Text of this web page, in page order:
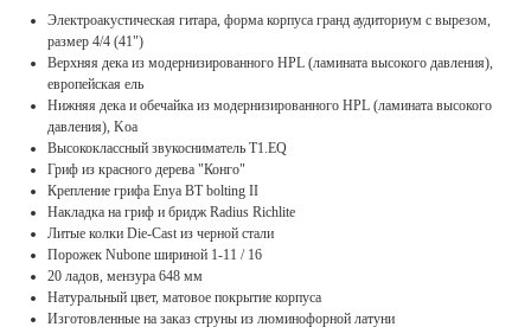
Электроакустическая гитара, форма корпуса гранд аудиториум с вырезом,
размер 4/4 (41")
Верхняя дека из модернизированного HPL (ламината высокого давления),
европейская ель
Нижняя дека и обечайка из модернизированного HPL (ламината высокого
давления), Kоа
Высококлассный звукосниматель T1.EQ
Гриф из красного дерева "Конго"
Крепление грифа Enya BT bolting II
Накладка на гриф и бридж Radius Richlite
Литые колки Die-Cast из черной стали
Порожек Nubone шириной 1-11 / 16
20 ладов, мензура 648 мм
Натуральный цвет, матовое покрытие корпуса
Изготовленные на заказ струны из люминофорной латуни